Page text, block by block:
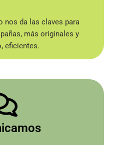
nos da las claves para
más originales y
eficientes.